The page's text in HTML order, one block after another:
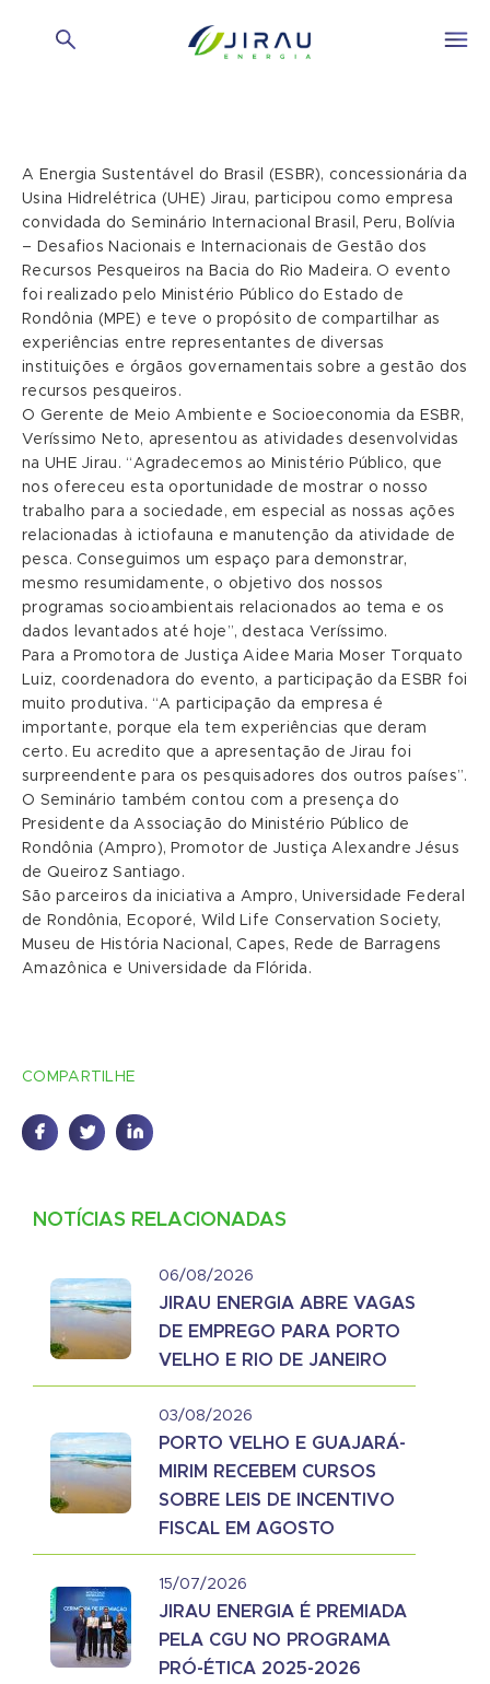
A Energia Sustentável do Brasil (ESBR), concessionária da
Usina Hidrelétrica (UHE) Jirau, participou como empresa
convidada do Seminário Internacional Brasil, Peru, Bolívia
– Desafios Nacionais e Internacionais de Gestão dos
Recursos Pesqueiros na Bacia do Rio Madeira. O evento
foi realizado pelo Ministério Público do Estado de
Rondônia (MPE) e teve o propósito de compartilhar as
experiências entre representantes de diversas
instituições e órgãos governamentais sobre a gestão dos
recursos pesqueiros.
O Gerente de Meio Ambiente e Socioeconomia da ESBR,
Veríssimo Neto, apresentou as atividades desenvolvidas
na UHE Jirau. “Agradecemos ao Ministério Público, que
nos ofereceu esta oportunidade de mostrar o nosso
trabalho para a sociedade, em especial as nossas ações
relacionadas à ictiofauna e manutenção da atividade de
pesca. Conseguimos um espaço para demonstrar,
mesmo resumidamente, o objetivo dos nossos
programas socioambientais relacionados ao tema e os
dados levantados até hoje”, destaca Veríssimo.
Para a Promotora de Justiça Aidee Maria Moser Torquato
Luiz, coordenadora do evento, a participação da ESBR foi
muito produtiva. “A participação da empresa é
importante, porque ela tem experiências que deram
certo. Eu acredito que a apresentação de Jirau foi
surpreendente para os pesquisadores dos outros países”.
O Seminário também contou com a presença do
Presidente da Associação do Ministério Público de
Rondônia (Ampro), Promotor de Justiça Alexandre Jésus
de Queiroz Santiago.
São parceiros da iniciativa a Ampro, Universidade Federal
de Rondônia, Ecoporé, Wild Life Conservation Society,
Museu de História Nacional, Capes, Rede de Barragens
Amazônica e Universidade da Flórida.
COMPARTILHE
NOTÍCIAS RELACIONADAS
06/08/2026
JIRAU ENERGIA ABRE VAGAS
DE EMPREGO PARA PORTO
VELHO E RIO DE JANEIRO
03/08/2026
PORTO VELHO E GUAJARÁ-
MIRIM RECEBEM CURSOS
SOBRE LEIS DE INCENTIVO
FISCAL EM AGOSTO
15/07/2026
JIRAU ENERGIA É PREMIADA
PELA CGU NO PROGRAMA
PRÓ-ÉTICA 2025-2026